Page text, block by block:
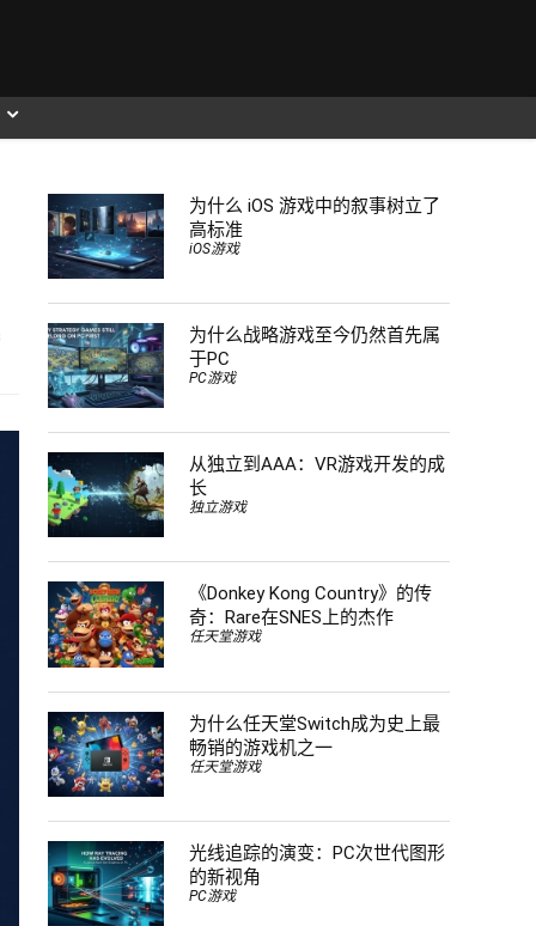
为什么 iOS 游戏中的叙事树立了
高标准
iOS游戏
为什么战略游戏至今仍然首先属
于PC
PC游戏
从独立到AAA：VR游戏开发的成
长
独立游戏
《Donkey Kong Country》的传
奇：Rare在SNES上的杰作
任天堂游戏
为什么任天堂Switch成为史上最
畅销的游戏机之一
任天堂游戏
光线追踪的演变：PC次世代图形
的新视角
PC游戏